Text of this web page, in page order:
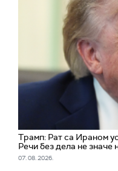
Трамп: Рат са Ираном
Речи без дела не значе
07. 08. 2026.